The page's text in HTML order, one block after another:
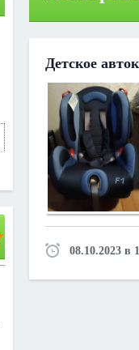
Детское
08.10.2023 в